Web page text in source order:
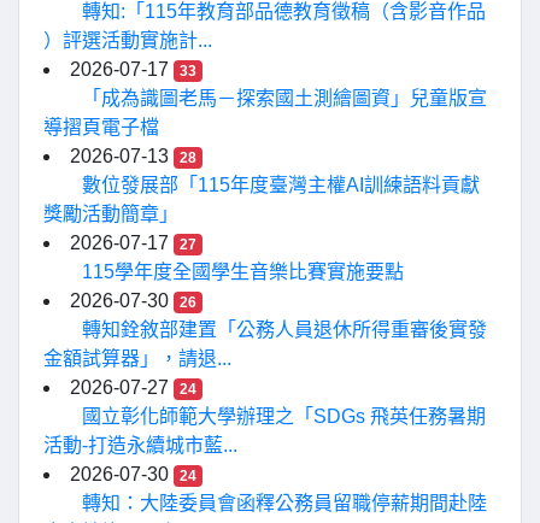
轉知:「115年教育部品德教育徵稿（含影音作品
）評選活動實施計...
2026-07-17
33
「成為識圖老馬－探索國土測繪圖資」兒童版宣
導摺頁電子檔
2026-07-13
28
數位發展部「115年度臺灣主權AI訓練語料貢獻
獎勵活動簡章」
2026-07-17
27
115學年度全國學生音樂比賽實施要點
2026-07-30
26
轉知銓敘部建置「公務人員退休所得重審後實發
金額試算器」，請退...
2026-07-27
24
國立彰化師範大學辦理之「SDGs 飛英任務暑期
活動-打造永續城市藍...
2026-07-30
24
轉知：大陸委員會函釋公務員留職停薪期間赴陸